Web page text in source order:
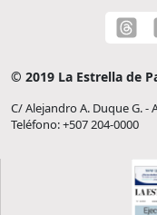
© 2019 La Estrella de
C/ Alejandro A. Duque G. -
Teléfono: +507 204-0000